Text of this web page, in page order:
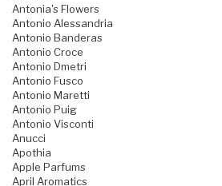
Antonia's Flowers
Antonio Alessandria
Antonio Banderas
Antonio Croce
Antonio Dmetri
Antonio Fusco
Antonio Maretti
Antonio Puig
Antonio Visconti
Anucci
Apothia
Apple Parfums
April Aromatics